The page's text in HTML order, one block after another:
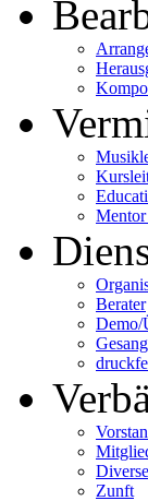
Berater
Demo/
Zunft